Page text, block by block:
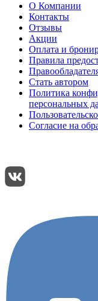
О Компании
Контакты
Отзывы
Акции
Оплата и
Правила
Стать автором
Политика
персональных
Согласие на